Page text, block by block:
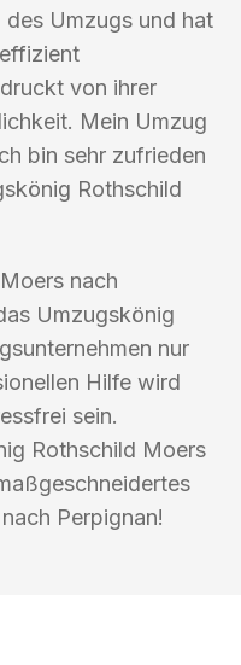
Umzugs und hat
von ihrer
Mein Umzug
bin sehr zufrieden
Rothschild
nach
Umzugskönig
nur
Hilfe wird
sein.
Rothschild Moers
Perpignan!